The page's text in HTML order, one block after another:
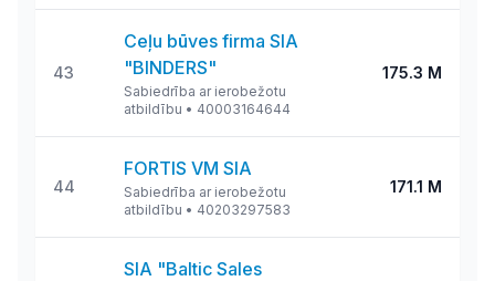
43
Ceļu būves firma SIA
"BINDERS"
Sabiedrība ar ierobežotu
atbildību • 40003164644
175.3 M
44
FORTIS VM SIA
Sabiedrība ar ierobežotu
atbildību • 40203297583
171.1 M
SIA "Baltic Sales